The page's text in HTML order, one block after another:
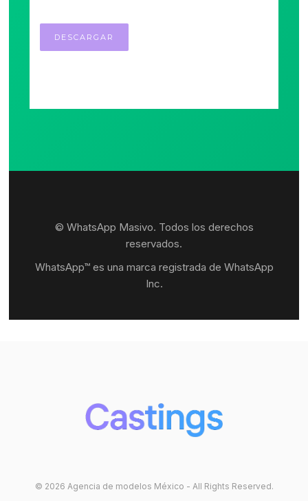
© WhatsApp Masivo. Todos los derechos
reservados.
WhatsApp™ es una marca registrada de WhatsApp
Inc.
© 2026 Agencia de modelos México - All Rights Reserved.